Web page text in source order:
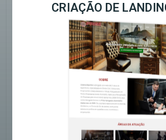
CRIAÇÃO DE